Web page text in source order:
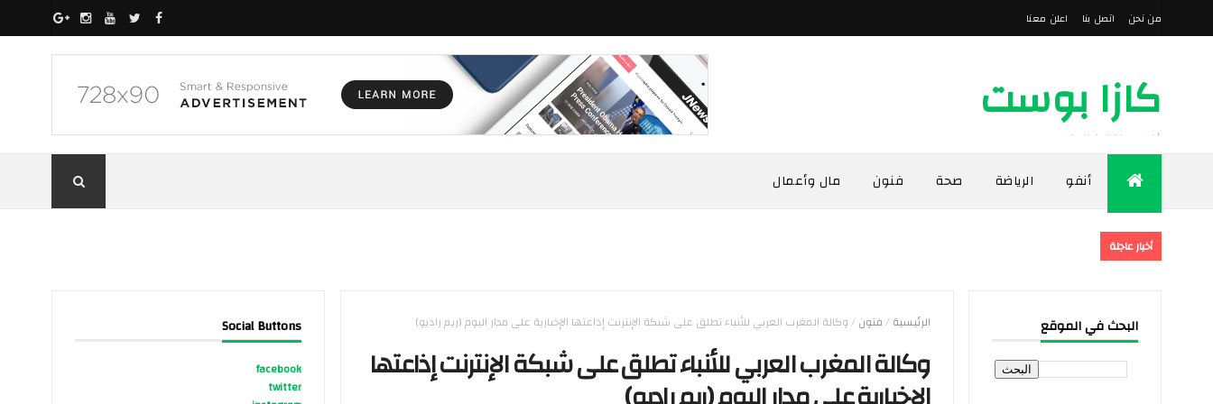
من نحن اتصل بنا اعلن معنا
كازا بوست
أخبار مدينة الدار البيضاء
أنفو الرياضة صحة فنون مال وأعمال
أخبار عاجلة
البحث في الموقع الرئيسية/فنون/وكالة المغرب العربي للأنباء تطلق على شبكة الإنترنت إذاعتها الإخبارية على مدار اليوم (ريم راديو)
وكالة المغرب العربي للأنباء تطلق على شبكة الإنترنت إذاعتها
Social Buttons
facebook
twitter